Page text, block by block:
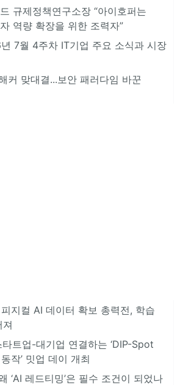
규제정책연구소장 “아이호퍼는
역량 확장을 위한 조력자”
7월 4주차 IT기업 주요 소식과 시장
커 맞대결...보안 패러다임 바꾼
지컬 AI 데이터 확보 총력전, 학습
트업-대기업 연결하는 ‘DIP-Spot
작’ 밋업 데이 개최
‘AI 레드티밍’은 필수 조건이 되었나